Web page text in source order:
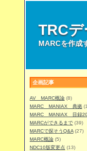
TRC
MARCを作成
企画記事
AV MARC概論 (8)
MARC MANIAX 典拠
MARC MANIAX 目録
MARCができるまで (39)
MARCで探そうQ&A (27)
MARC概論 (5)
NDC10版変更点 (13)